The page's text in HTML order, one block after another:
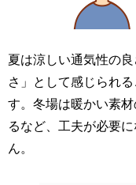
夏は涼しい通気性の
さ」として感じられ
す。冬場は暖かい素
るなど、工夫が必要
ん。